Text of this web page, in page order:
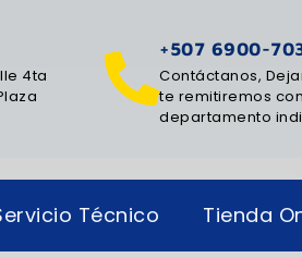
4ta
+507 6900-
Contáctanos,
te remitiremos
departamento
Técnico Tienda